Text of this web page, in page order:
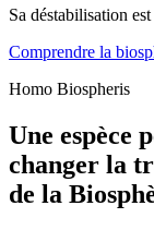
Sa déstabilisation
Comprendre la
Homo Biospheris
Une espèce
changer la
de la